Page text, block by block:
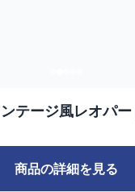
テージ風レオパ
商品の詳細を見る